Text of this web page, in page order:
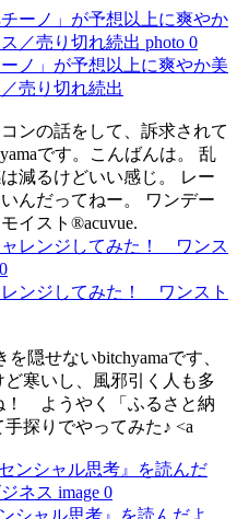
ノ」が予想以上に爽やか美
売り切れ続出
ンの話をして、訴求されて
です。こんばんは。 乱
減るけどいい感じ。 レー
んだってねー。 ワンデー
イスト®acuvue.
ンジしてみた！ ワンスト
隠せないbitchyamaです、
寒いし、風邪引く人も多
！ ようやく「ふるさと納
探りでやってみた♪ <a
シャル思考』を読んだよ